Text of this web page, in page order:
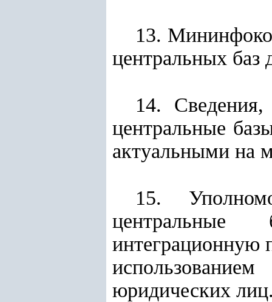
13.
центральных
14.
центральные
актуальными на
15.
интеграционную
юридических